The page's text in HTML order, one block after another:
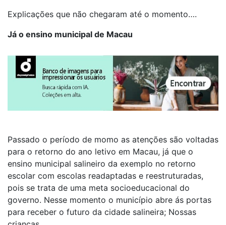
Explicações que não chegaram até o momento….
Já o ensino municipal de Macau
Passado o período de momo as atenções são voltadas
para o retorno do ano letivo em Macau, já que o
ensino municipal salineiro da exemplo no retorno
escolar com escolas readaptadas e reestruturadas,
pois se trata de uma meta socioeducacional do
governo. Nesse momento o município abre ás portas
para receber o futuro da cidade salineira; Nossas